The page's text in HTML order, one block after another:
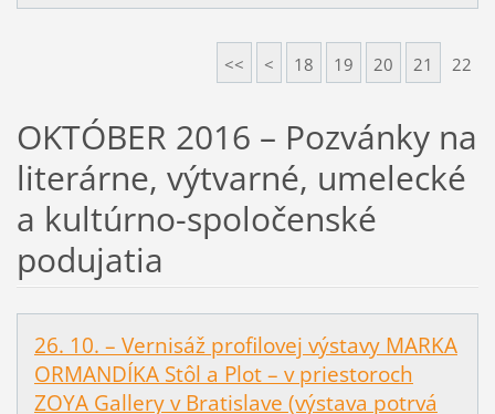
<< < 18 19 20 21 22
OKTÓBER 2016 – Pozvánky na
literárne, výtvarné, umelecké
a kultúrno-spoločenské
podujatia
26. 10. – Vernisáž profilovej výstavy MARKA
ORMANDÍKA Stôl a Plot – v priestoroch
ZOYA Gallery v Bratislave (výstava potrvá